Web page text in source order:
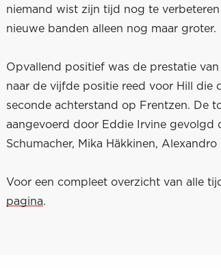
niemand wist zijn tijd nog te
nieuwe banden alleen nog maar groter.
Opvallend positief was de prestatie
naar de vijfde positie reed voor Hill die
seconde achterstand op Frentzen. De
aangevoerd door Eddie Irvine gevolgd
Schumacher, Mika Häkkinen,
Voor een compleet overzicht van alle
pagina.